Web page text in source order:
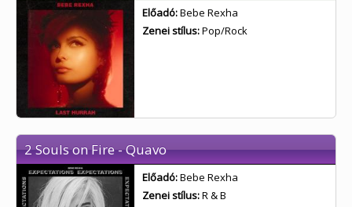
Előadó:Bebe Rexha
Zenei stílus:Pop/Rock
2 Souls on Fire - Quavo
Előadó:Bebe Rexha
Zenei stílus:R & B